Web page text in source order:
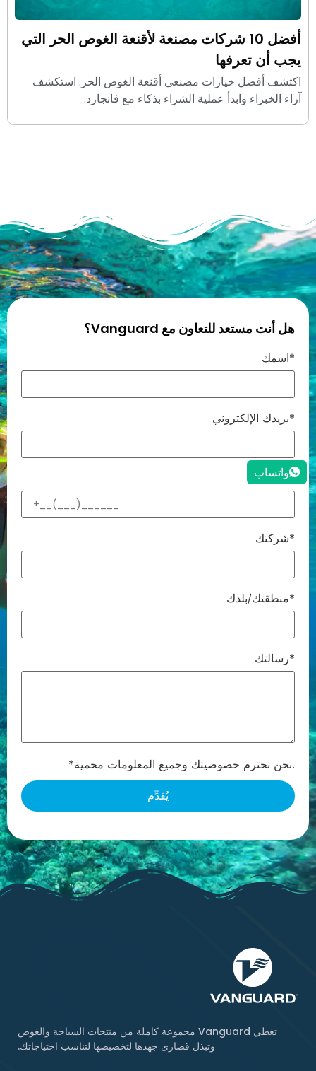
أفضل 10 شركات مصنعة لأقنعة الغوص الحر التي
يجب أن تعرفها
اكتشف أفضل خيارات مصنعي أقنعة الغوص الحر. استكشف
آراء الخبراء وابدأ عملية الشراء بذكاء مع فانجارد.
هل أنت مستعد للتعاون مع Vanguard؟
اسمك*
بريدك الإلكتروني*
هاتفك*
شركتك*
منطقتك/بلدك*
رسالتك*
*نحن نحترم خصوصيتك وجميع المعلومات محمية.
تغطي Vanguard مجموعة كاملة من منتجات السباحة والغوص
وتبذل قصارى جهدها لتخصيصها لتناسب احتياجاتك.
واتساب